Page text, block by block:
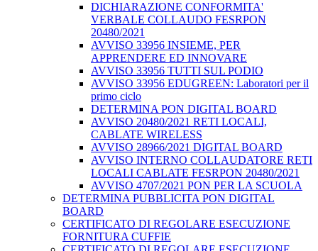
DICHIARAZIONE CONFORMITA'
VERBALE COLLAUDO FESRPON
20480/2021
AVVISO 33956 INSIEME, PER
APPRENDERE ED INNOVARE
AVVISO 33956 TUTTI SUL PODIO
AVVISO 33956 EDUGREEN: Laboratori per il
primo ciclo
DETERMINA PON DIGITAL BOARD
AVVISO 20480/2021 RETI LOCALI,
CABLATE WIRELESS
AVVISO 28966/2021 DIGITAL BOARD
AVVISO INTERNO COLLAUDATORE RETI
LOCALI CABLATE FESRPON 20480/2021
AVVISO 4707/2021 PON PER LA SCUOLA
DETERMINA PUBBLICITA PON DIGITAL
BOARD
CERTIFICATO DI REGOLARE ESECUZIONE
FORNITURA CUFFIE